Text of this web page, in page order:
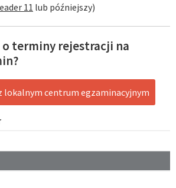
11 lub późniejszy)
o terminy rejestracji na
lokalnym centrum egzaminacyjnym